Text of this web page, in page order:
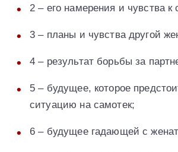
2 – его намерения и чувства к
3 – планы и чувства другой
4 – результат борьбы за
5 – будущее, которое
ситуацию на самотек;
6 – будущее гадающей с